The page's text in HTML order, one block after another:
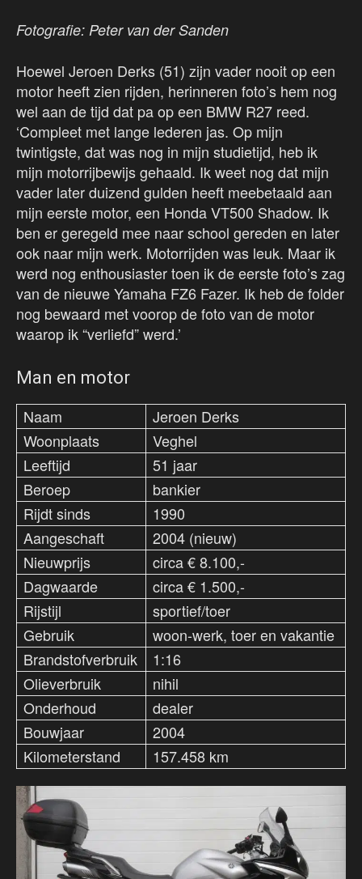
Fotografie: Peter van der Sanden
Hoewel Jeroen Derks (51) zijn vader nooit op een
motor heeft zien rijden, herinneren foto’s hem nog
wel aan de tijd dat pa op een BMW R27 reed.
‘Compleet met lange lederen jas. Op mijn
twintigste, dat was nog in mijn studietijd, heb ik
mijn motorrijbewijs gehaald. Ik weet nog dat mijn
vader later duizend gulden heeft meebetaald aan
mijn eerste motor, een Honda VT500 Shadow. Ik
ben er geregeld mee naar school gereden en later
ook naar mijn werk. Motorrijden was leuk. Maar ik
werd nog enthousiaster toen ik de eerste foto’s zag
van de nieuwe Yamaha FZ6 Fazer. Ik heb de folder
nog bewaard met voorop de foto van de motor
waarop ik “verliefd” werd.’
Man en motor
Naam
Jeroen Derks
Woonplaats
Veghel
Leeftijd
51 jaar
Beroep
bankier
Rijdt sinds
1990
Aangeschaft
2004 (nieuw)
Nieuwprijs
circa € 8.100,-
Dagwaarde
circa € 1.500,-
Rijstijl
sportief/toer
Gebruik
woon-werk, toer en vakantie
Brandstofverbruik
1:16
Olieverbruik
nihil
Onderhoud
dealer
Bouwjaar
2004
Kilometerstand
157.458 km